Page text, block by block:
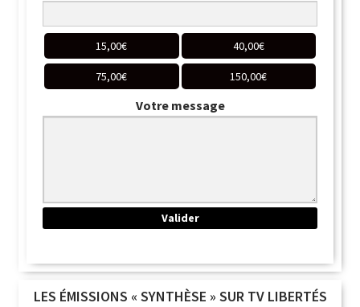
15,00€ 40,00€
75,00€ 150,00€
Votre message
LES ÉMISSIONS « SYNTHÈSE » SUR TV LIBERTÉS